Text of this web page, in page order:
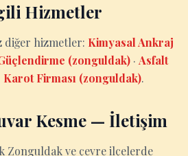
Hizmetler
diğer hizmetler: Kimyasal Ankraj
(zonguldak) · Asfalt
Karot Firması (zonguldak).
Kesme — İletişim
Zonguldak ve çevre ilçelerde